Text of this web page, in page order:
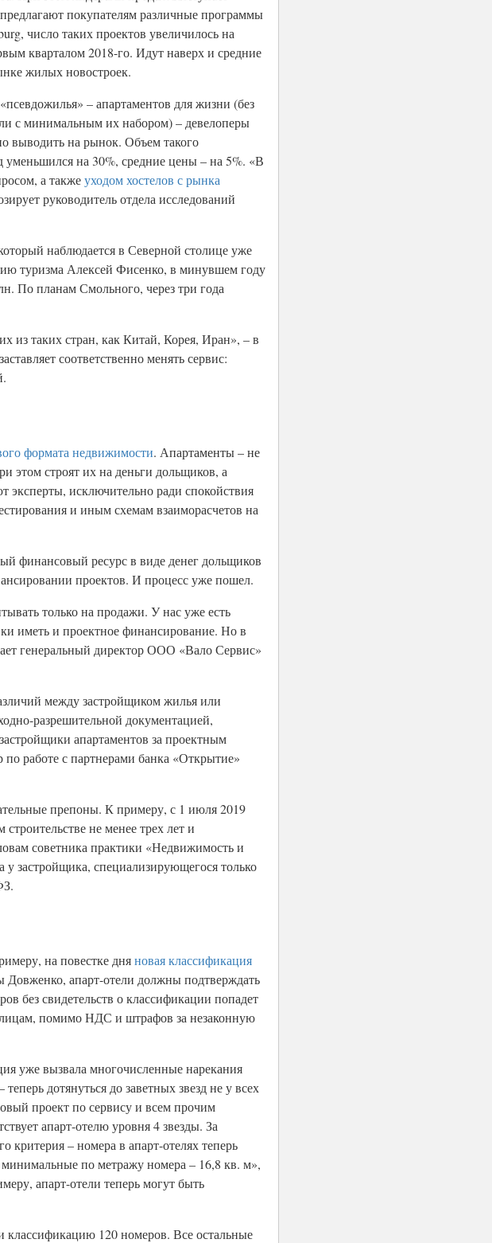
покупателям различные программы
число таких проектов увеличилось на
кварталом 2018-го. Идут наверх и средние
жилых новостроек.
– апартаментов для жизни (без
с минимальным их набором) – девелоперы
выводить на рынок. Объем такого
уменьшился на 30%, средние цены – на 5%. «В
а такжеуходом хостелов с рынка
руководитель отдела исследований
наблюдается в Северной столице уже
туризма Алексей Фисенко, в минувшем году
По планам Смольного, через три года
из таких стран, как Китай, Корея, Иран», – в
соответственно менять сервис:
формата недвижимости. Апартаменты – не
строят их на деньги дольщиков, а
эксперты, исключительно ради спокойствия
и иным схемам взаиморасчетов на
финансовый ресурс в виде денег дольщиков
проектов. И процесс уже пошел.
только на продажи. У нас уже есть
иметь и проектное финансирование. Но в
генеральный директор ООО «Вало Сервис»
между застройщиком жилья или
разрешительной документацией,
апартаментов за проектным
работе с партнерами банка «Открытие»
препоны. К примеру, с 1 июля 2019
не менее трех лет и
советника практики «Недвижимость и
застройщика, специализирующегося только
на повестке дняновая классификация
Довженко, апарт-отели должны подтверждать
без свидетельств о классификации попадет
помимо НДС и штрафов за незаконную
уже вызвала многочисленные нарекания
дотянуться до заветных звезд не у всех
проект по сервису и всем прочим
апарт-отелю уровня 4 звезды. За
критерия – номера в апарт-отелях теперь
по метражу номера – 16,8 кв. м»,
апарт-отели теперь могут быть
классификацию 120 номеров. Все остальные